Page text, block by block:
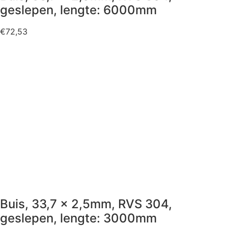
geslepen, lengte: 6000mm
€72,53
Buis, 33,7 x 2,5mm, RVS 304,
geslepen, lengte: 3000mm